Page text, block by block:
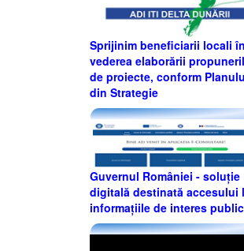
Sprijinim beneficiarii locali în
vederea elaborării
de proiecte, conform
din Strategie
Guvernul României - soluție
digitală destinată accesului
informațiile de interes public